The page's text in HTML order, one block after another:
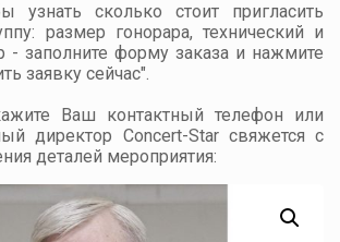
узнать сколько стоит пригласить
размер гонорара, технический и
- заполните форму заказа и нажмите
заявку сейчас".
Ваш контактный телефон или
директор Concert-Star свяжется с
деталей мероприятия: